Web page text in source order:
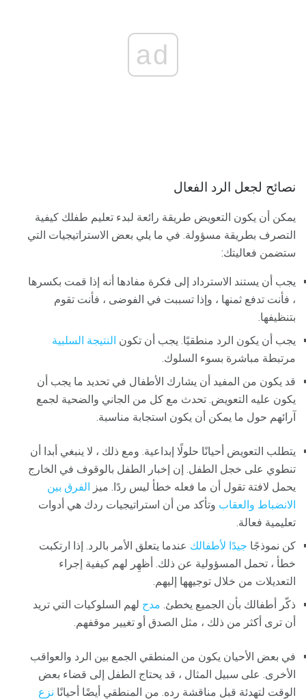
ad
نصائح لجعل الرد الفعال
يمكن أن يكون التعويض طريقة رائعة لبدء تعليم طفلك كيفية
التصرف بطريقة مسؤولة. في ما يلي بعض الاستراتيجيات التي
ستضمن فعاليتك:
يجب أن يستند الاسترداد إلى فكرة مفادها أنه إذا قمت بكسرها
، فأنت تدفع ثمنها ، وإذا تسببت في الفوضى ، فأنت تقوم
بتنظيفها.
يجب أن يكون الرد منطقيًا. يجب أن تكون النتيجة السلبية
مرتبطة مباشرة بسوء السلوك.
قد يكون من المفيد أن يشارك الأطفال في تحديد ما يجب أن
يكون عليه التعويض. تحدث مع كل من الجاني والضحية لجمع
آرائهم حول ما يمكن أن يكون استجابة مناسبة.
يتطلب التعويض أحيانًا حلولًا إبداعية. ومع ذلك ، لا ينبغي أبدا أن
تنطوي على خجل الطفل. إن إخبار الطفل بالوقوف في الخارج
يحمل لافتة تقول أن ما فعله خطأ ليس ردًا. ميز
الفرق بين
الانضباط والعقاب وتأكد من أن استراتيجيات ردك هي أدوات
تعليمية فعالة.
كن نموذجًا جيدًا لأطفالك عندما يتعلق الأمر بالرد. إذا ارتكبت
خطأ ، تحمل المسؤولية عن ذلك. أظهِر لهم كيفية إجراء
التعديلات من خلال توجيهها إليهم.
ذكّر أطفالك بأن الجميع يخطئ. مدح لهم السلوكيات التي تريد
أن ترى أكثر من ذلك ، مثل الصدق أو تغيير موقفهم.
في بعض الأحيان يكون من المنطقي الجمع بين الرد والعواقب
الأخرى. على سبيل المثال ، قد يحتاج الطفل إلى قضاء بعض
الوقت لتهدئة قبل مناقشة رده. من المنطقي أيضًا أحيانًا نزع